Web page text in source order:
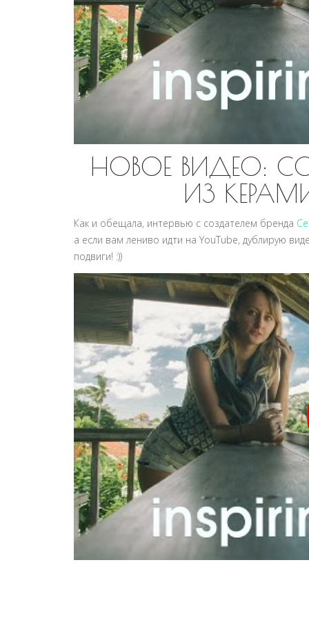
НОВОЕ ВИДЕО:
ИЗ
Как и обещала, интервью с создателем бренда
а если вам лениво идти на YouTube, дублирую
подвиги! :))